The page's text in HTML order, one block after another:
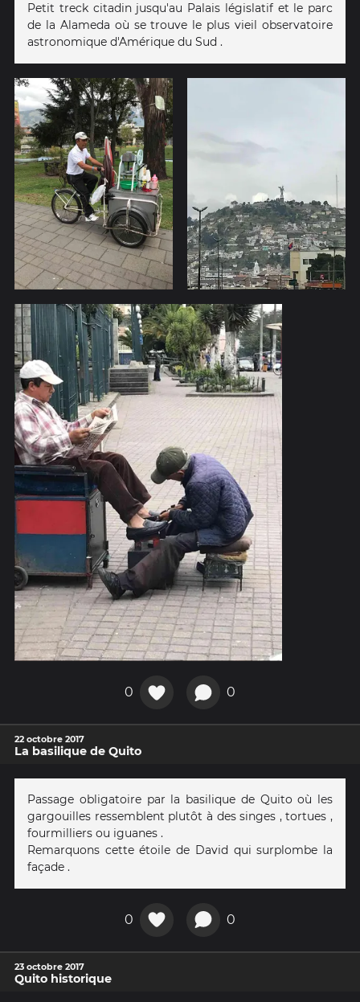
Petit treck citadin jusqu'au Palais législatif et le parc
de la Alameda où se trouve le plus vieil observatoire
astronomique d'Amérique du Sud .
0 0
22 octobre 2017
La basilique de Quito
Passage obligatoire par la basilique de Quito où les
gargouilles ressemblent plutôt à des singes , tortues ,
fourmilliers ou iguanes .
Remarquons cette étoile de David qui surplombe la
façade .
0 0
23 octobre 2017
Quito historique